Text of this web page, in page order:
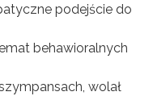
podejście do
behawioralnych
wolał